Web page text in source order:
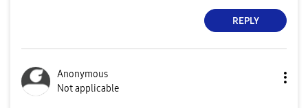
REPLY
Anonymous
Not applicable